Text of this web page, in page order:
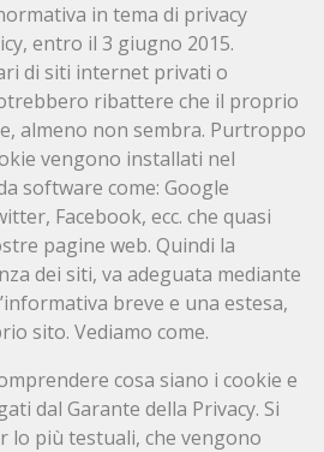
in tema di privacy
entro il 3 giugno 2015.
di siti internet privati o
ribattere che il proprio
almeno non sembra. Purtroppo
vengono installati nel
software come: Google
Facebook, ecc. che quasi
pagine web. Quindi la
dei siti, va adeguata mediante
breve e una estesa,
sito. Vediamo come.
cosa siano i cookie e
dal Garante della Privacy. Si
lo più testuali, che vengono